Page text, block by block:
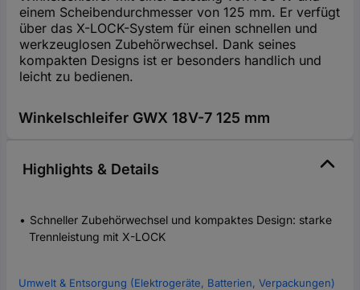
einem Scheibendurchmesser von 125 mm. Er verfügt
über das X-LOCK-System für einen schnellen und
werkzeuglosen Zubehörwechsel. Dank seines
kompakten Designs ist er besonders handlich und
leicht zu bedienen.
Winkelschleifer GWX 18V-7 125 mm
Highlights & Details
Schneller Zubehörwechsel und kompaktes Design: starke
Trennleistung mit X-LOCK
Umwelt & Entsorgung (Elektrogeräte, Batterien, Verpackungen)